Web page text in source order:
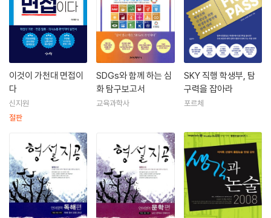
이것이 가천대 면접이
다
신지원
절판
SDGs와 함께 하는 심
화 탐구보고서
교육과학사
SKY 직행 학생부, 탐
구력을 잡아라
포르체